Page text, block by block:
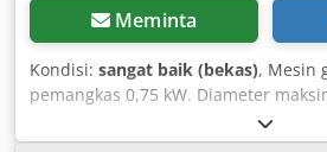
Meminta
Kondisi: sangat baik (bekas), Mesin
pemangkas 0,75 kW. Diameter
Pengaturan sudut. Lebar bukaan 100
280 cm. Csdpfx Aezkvdqsgmeha